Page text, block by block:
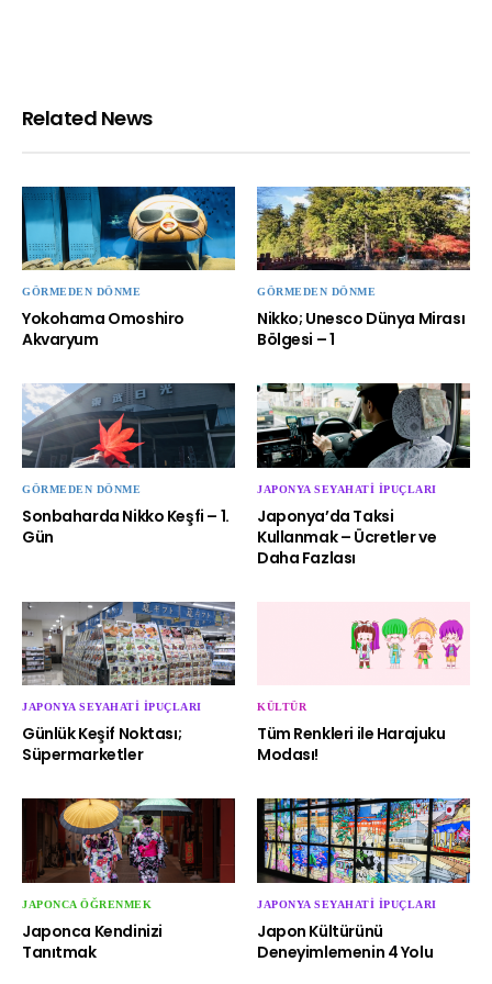
Related News
GÖRMEDEN DÖNME
Yokohama Omoshiro
Akvaryum
GÖRMEDEN DÖNME
Nikko; Unesco Dünya Mirası
Bölgesi – 1
GÖRMEDEN DÖNME
Sonbaharda Nikko Keşfi – 1.
Gün
JAPONYA SEYAHATI İPUÇLARI
Japonya’da Taksi
Kullanmak – Ücretler ve
Daha Fazlası
JAPONYA SEYAHATI İPUÇLARI
Günlük Keşif Noktası;
Süpermarketler
KÜLTÜR
Tüm Renkleri ile Harajuku
Modası!
JAPONCA ÖĞRENMEK
Japonca Kendinizi
Tanıtmak
JAPONYA SEYAHATI İPUÇLARI
Japon Kültürünü
Deneyimlemenin 4 Yolu